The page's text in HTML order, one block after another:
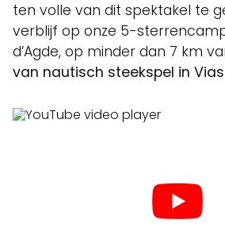
ten volle van dit spektakel te
verblijf op onze 5-
d’Agde, op minder dan 7 km
van nautisch steekspel in Vias